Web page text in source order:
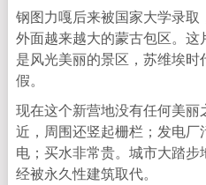
钢图力嘎后来被国家大学录
外面越来越大的蒙古包区。
是风光美丽的景区，苏维埃
假。
现在这个新营地没有任何美
近，周围还竖起栅栏；发电
电；买水非常贵。城市大踏
经被永久性建筑取代。